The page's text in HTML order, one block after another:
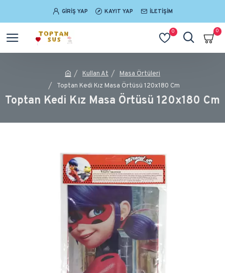
GIRIŞ YAP KAYIT YAP İLETIŞIM
0 0
Kullan At
Masa Örtüleri
Toptan Kedi Kız Masa Örtüsü 120x180 Cm
Toptan Kedi Kız Masa Örtüsü 120x180 Cm